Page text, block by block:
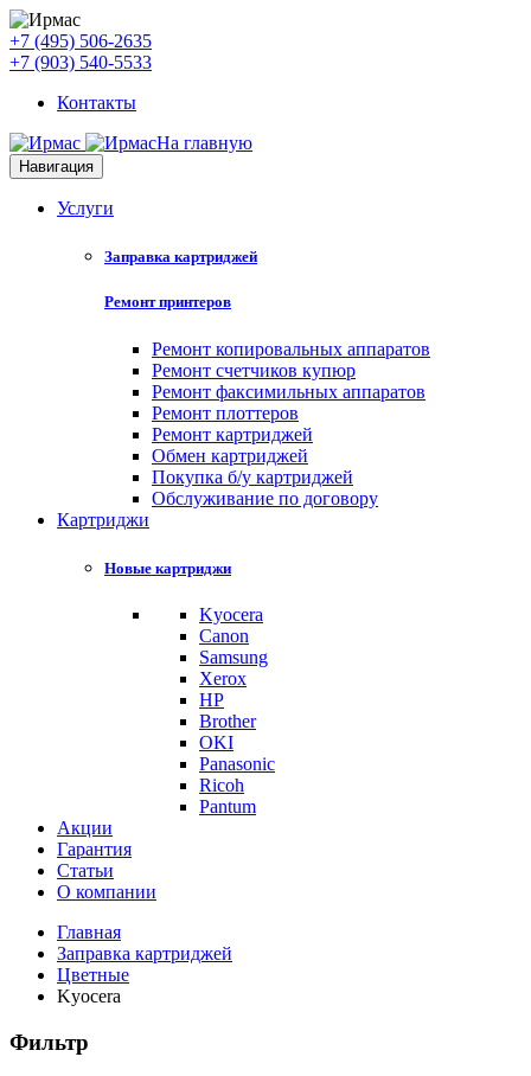
+7 (495) 506-2635
+7 (903) 540-5533
Контакты
На главную
Навигация
Услуги
Заправка картриджей
Ремонт принтеров
Ремонт копировальных аппаратов
Ремонт счетчиков купюр
Ремонт факсимильных аппаратов
Ремонт плоттеров
Ремонт картриджей
Обмен картриджей
Покупка б/у картриджей
Обслуживание по договору
Картриджи
Новые картриджи
Kyocera
Canon
Samsung
Xerox
HP
Brother
OKI
Panasonic
Ricoh
Pantum
Акции
Гарантия
Статьи
О компании
Главная
Заправка картриджей
Цветные
Kyocera
Фильтр